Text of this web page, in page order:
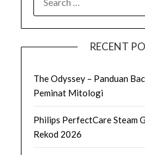
FOR:
RECENT
The Odyssey – Panduan
Peminat Mitologi
Philips PerfectCare Steam
Rekod 2026